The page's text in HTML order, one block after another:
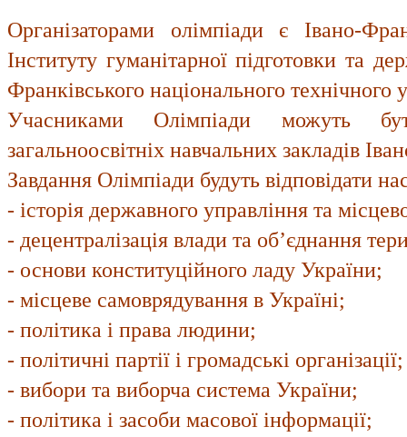
Організаторами олімпіади є Івано-
Інституту гуманітарної підготовки та
Франківського національного технічного
Учасниками Олімпіади можуть
загальноосвітніх навчальних закладів
Завдання Олімпіади будуть відповідати
- історія державного управління та
- децентралізація влади та об’єднання
- основи конституційного ладу України;
- місцеве самоврядування в Україні;
- політика і права людини;
- політичні партії і громадські організації;
- вибори та виборча система України;
- політика і засоби масової інформації;